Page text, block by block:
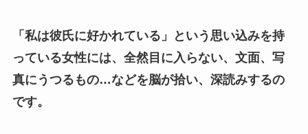
「私は彼氏に好かれている」という思い込みを持
っている女性には、全然目に入らない、文面、写
真にうつるもの…などを脳が拾い、深読みするの
です。